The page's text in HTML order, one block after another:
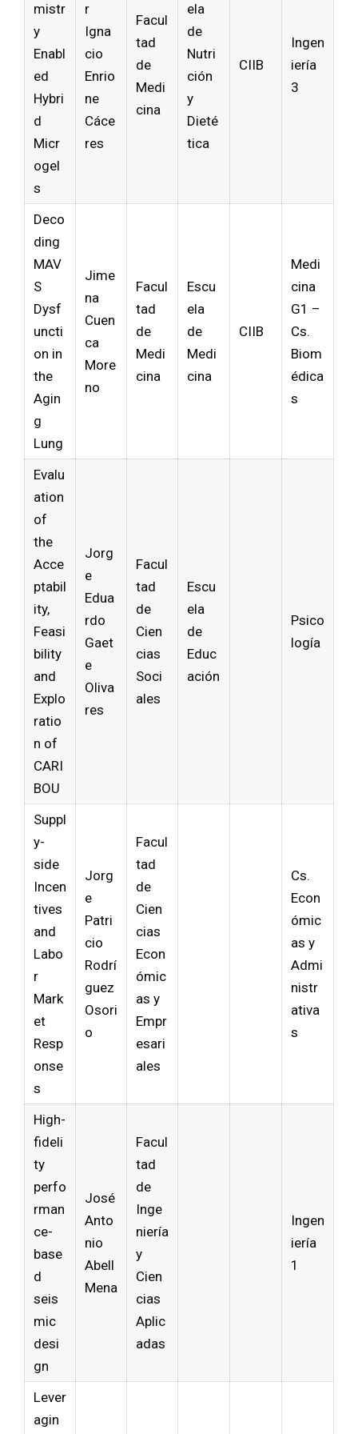
mistr
y
Enabl
ed
Hybri
d
Micr
ogel
s
r
Igna
cio
Enrio
ne
Cáce
res
Facul
tad
de
Medi
cina
ela
de
Nutri
ción
y
Dieté
tica
CIIB
Ingen
iería
3
Deco
ding
MAV
S
Dysf
uncti
on in
the
Agin
g
Lung
Jime
na
Cuen
ca
More
no
Facul
tad
de
Medi
cina
Escu
ela
de
Medi
cina
CIIB
Medi
cina
G1 –
Cs.
Biom
édica
s
Evalu
ation
of
the
Acce
ptabil
ity,
Feasi
bility
and
Explo
ratio
n of
CARI
BOU
Jorg
e
Edua
rdo
Gaet
e
Oliva
res
Facul
tad
de
Cien
cias
Soci
ales
Escu
ela
de
Educ
ación
Psico
logía
Suppl
y-
side
Incen
tives
and
Labo
r
Mark
et
Resp
onse
s
Jorg
e
Patri
cio
Rodrí
guez
Osori
o
Facul
tad
de
Cien
cias
Econ
ómic
as y
Empr
esari
ales
Cs.
Econ
ómic
as y
Admi
nistr
ativa
s
High-
fideli
ty
perfo
rman
ce-
base
d
seis
mic
desi
gn
José
Anto
nio
Abell
Mena
Facul
tad
de
Inge
niería
y
Cien
cias
Aplic
adas
Ingen
iería
1
Lever
agin